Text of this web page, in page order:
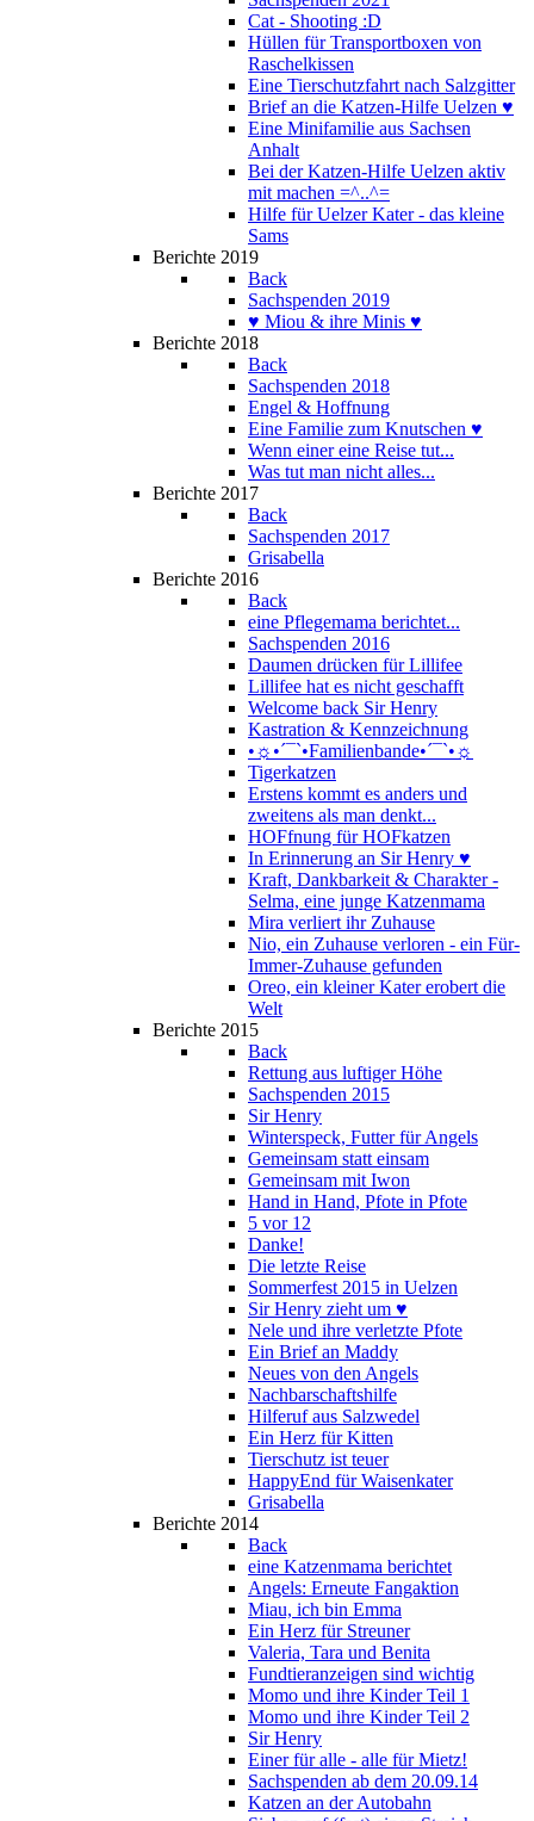
Cat - Shooting :D
Hüllen für Transportboxen von
Raschelkissen
Eine Tierschutzfahrt nach Salzgitter
Brief an die Katzen-Hilfe Uelzen ♥
Eine Minifamilie aus Sachsen
Anhalt
Bei der Katzen-Hilfe Uelzen aktiv
mit machen =^..^=
Hilfe für Uelzer Kater - das kleine
Sams
Berichte 2019
Back
Sachspenden 2019
♥ Miou & ihre Minis ♥
Berichte 2018
Back
Sachspenden 2018
Engel & Hoffnung
Eine Familie zum Knutschen ♥
Wenn einer eine Reise tut...
Was tut man nicht alles...
Berichte 2017
Back
Sachspenden 2017
Grisabella
Berichte 2016
Back
eine Pflegemama berichtet...
Sachspenden 2016
Daumen drücken für Lillifee
Lillifee hat es nicht geschafft
Welcome back Sir Henry
Kastration & Kennzeichnung
•☼•´¯`•Familienbande•´¯`•☼
Tigerkatzen
Erstens kommt es anders und
zweitens als man denkt...
HOFfnung für HOFkatzen
In Erinnerung an Sir Henry ♥
Kraft, Dankbarkeit & Charakter -
Selma, eine junge Katzenmama
Mira verliert ihr Zuhause
Nio, ein Zuhause verloren - ein Für-
Immer-Zuhause gefunden
Oreo, ein kleiner Kater erobert die
Welt
Berichte 2015
Back
Rettung aus luftiger Höhe
Sachspenden 2015
Sir Henry
Winterspeck, Futter für Angels
Gemeinsam statt einsam
Gemeinsam mit Iwon
Hand in Hand, Pfote in Pfote
5 vor 12
Danke!
Die letzte Reise
Sommerfest 2015 in Uelzen
Sir Henry zieht um ♥
Nele und ihre verletzte Pfote
Ein Brief an Maddy
Neues von den Angels
Nachbarschaftshilfe
Hilferuf aus Salzwedel
Ein Herz für Kitten
Tierschutz ist teuer
HappyEnd für Waisenkater
Grisabella
Berichte 2014
Back
eine Katzenmama berichtet
Angels: Erneute Fangaktion
Miau, ich bin Emma
Ein Herz für Streuner
Valeria, Tara und Benita
Fundtieranzeigen sind wichtig
Momo und ihre Kinder Teil 1
Momo und ihre Kinder Teil 2
Sir Henry
Einer für alle - alle für Mietz!
Sachspenden ab dem 20.09.14
Katzen an der Autobahn